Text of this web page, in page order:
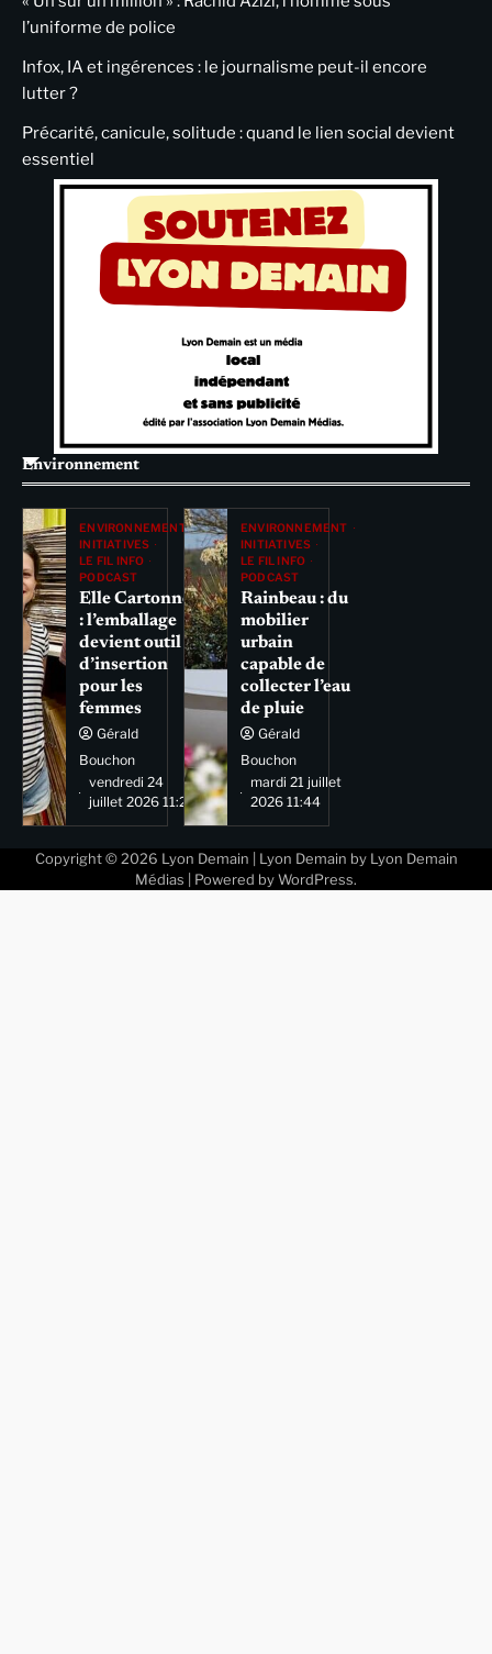
l’uniforme de police
Infox, IA et ingérences : le journalisme peut-il encore
lutter ?
Précarité, canicule, solitude : quand le lien social devient
essentiel
Environnement
ENVIRONNEMENT
INITIATIVES
LE FIL INFO
PODCAST
Elle Cartonne
: l’emballage
devient outil
d’insertion
pour les
femmes
Gérald
Bouchon
vendredi 24
juillet 2026 11:29
ENVIRONNEMENT
INITIATIVES
LE FIL INFO
PODCAST
Rainbeau : du
mobilier
urbain
capable de
collecter l’eau
de pluie
Gérald
Bouchon
mardi 21 juillet
2026 11:44
Copyright © 2026 Lyon Demain | Lyon Demain by Lyon Demain
Médias | Powered by WordPress.